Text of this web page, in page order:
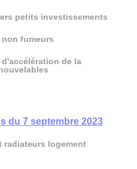
petits investissements
non fumeurs
d'accélération de la
du 7 septembre 2023
radiateurs logement